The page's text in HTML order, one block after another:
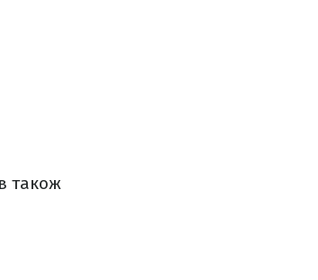
також